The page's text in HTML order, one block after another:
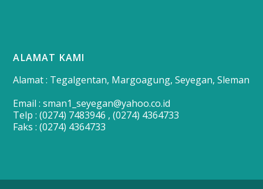
ALAMAT KAMI
Alamat : Tegalgentan, Margoagung, Seyegan, Sleman
Email : sman1_seyegan@yahoo.co.id
Telp : (0274) 7483946 , (0274) 4364733
Faks : (0274) 4364733